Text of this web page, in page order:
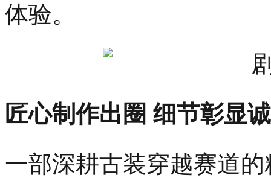
体验。
匠心制作出圈 细节彰显
一部深耕古装穿越赛道